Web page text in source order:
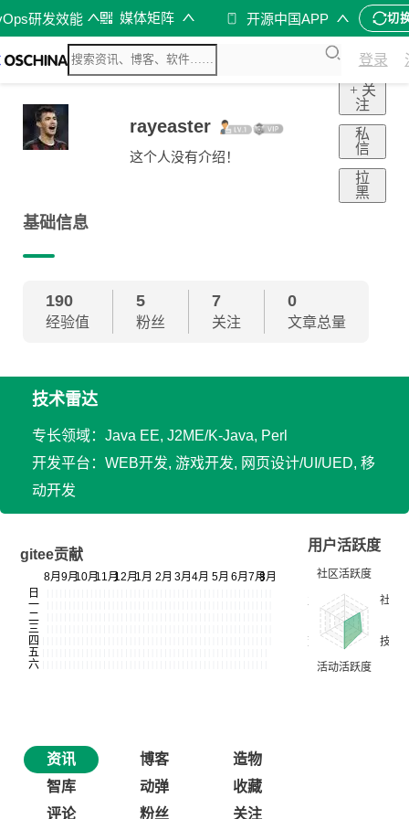
研发效能 媒体矩阵 开源中国APP 切
登录
rayeaster
这个人没有介绍！
+ 关
注
私
信
拉
黑
基础信息
190
经验值
5
粉丝
7
关注
0
文章总量
技术雷达
专长领域：Java EE, J2ME/K-Java, Perl
开发平台：WEB开发, 游戏开发, 网页设计/UI/UED, 移
动开发
gitee贡献
用户活跃度
资讯 博客
造物
智库
动弹
收藏
评论
粉丝 关注